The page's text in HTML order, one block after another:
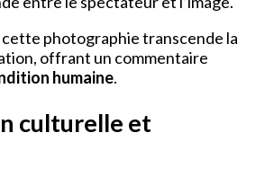
cette photographie transcende la
offrant un commentaire
humaine.
culturelle et